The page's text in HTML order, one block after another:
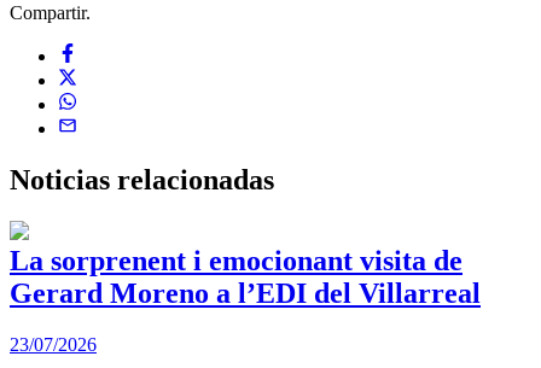
Compartir.
Noticias relacionadas
La sorprenent i emocionant visita de
Gerard Moreno a l’EDI del Villarreal
23/07/2026